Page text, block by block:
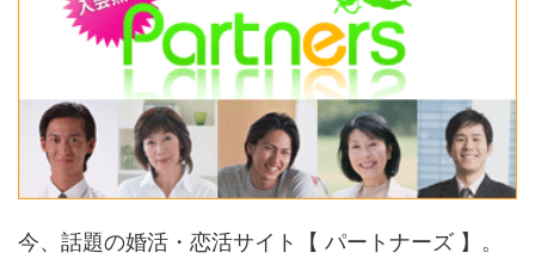
今、話題の婚活・恋活サイト【 パートナーズ 】。